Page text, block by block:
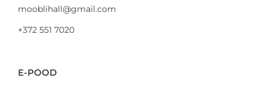
mooblihall@gmail.com
+372 551 7020
E-POOD